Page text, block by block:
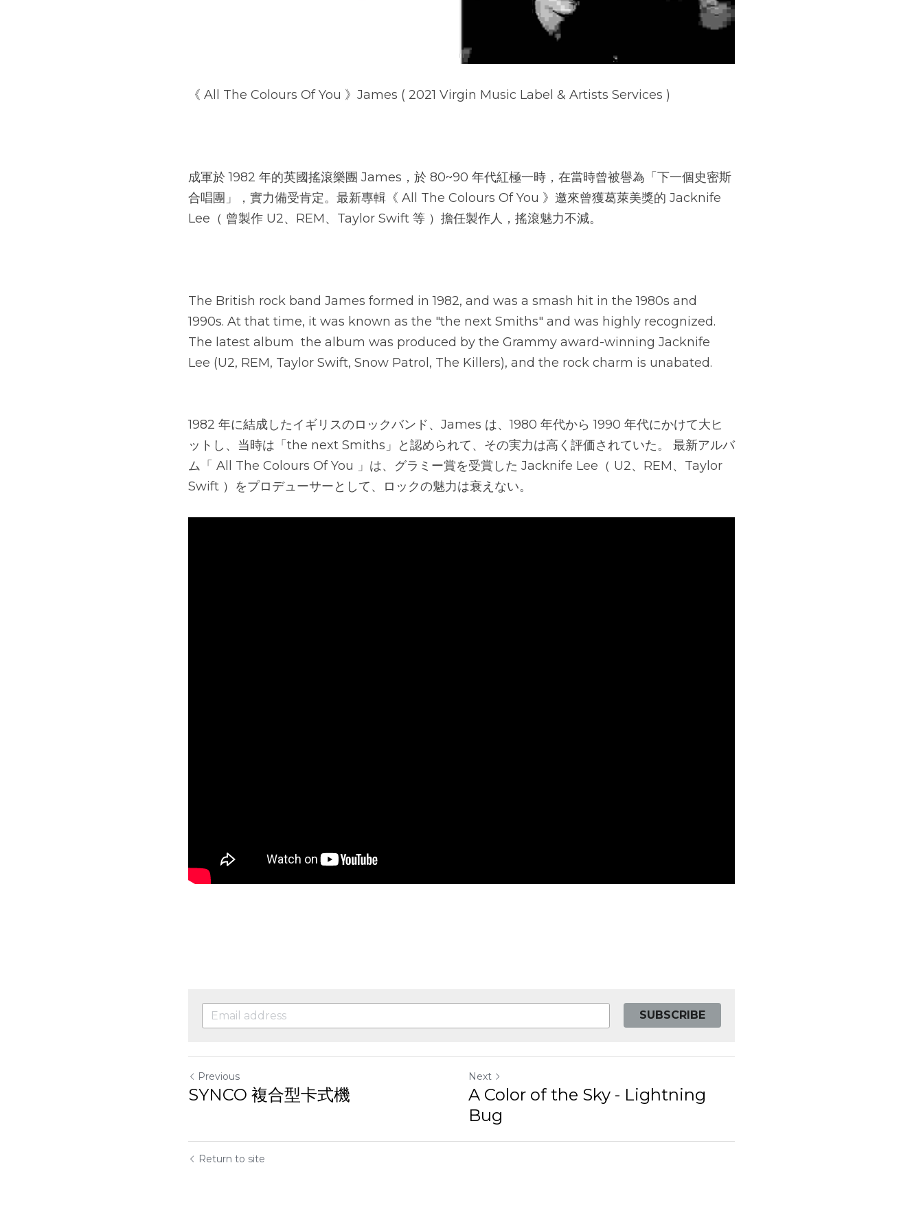
《 All The Colours Of You 》James ( 2021 Virgin Music Label & Artists Services )​
成軍於 1982 年的英國搖滾樂團 James，於 80~90 年代紅極一時，在當時曾被譽為「下一個史密斯
合唱團」，實力備受肯定。最新專輯《 All The Colours Of You 》邀來曾獲葛萊美獎的 Jacknife
Lee（ 曾製作 U2、REM、Taylor Swift 等 ）擔任製作人，搖滾魅力不減。​
The British rock band James formed in 1982, and was a smash hit in the 1980s and
1990s. At that time, it was known as the "the next Smiths" and was highly recognized.
The latest album ​ the album was produced by the Grammy award-winning Jacknife
Lee (U2, REM, Taylor Swift, Snow Patrol, The Killers), and the rock charm is unabated.​
1982 年に結成したイギリスのロックバンド、James は、1980 年代から 1990 年代にかけて大ヒ
ットし、当時は「the next Smiths」と認められて、その実力は高く評価されていた。 最新アルバ
ム「 All The Colours Of You 」は、グラミー賞を受賞した Jacknife Lee（ U2、REM、Taylor
Swift ）をプロデューサーとして、ロックの魅力は衰えない。​
SUBSCRIBE
Previous
SYNCO 複合型卡式機​
Next
A Color of the Sky - Lightning
Bug
Return to site